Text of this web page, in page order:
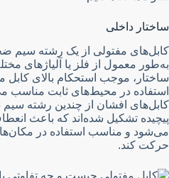
ساختار داخلی
کابل‌های مفتولی از یک رشته سیم
به‌طور معمول از فلز یا آلیاژهای
ساختار، موجب استحکام بالای کابل
استفاده در محیط‌های ثابت مناسب
کابل‌های افشان از چندین رشته سیم
پیچیده تشکیل شده‌اند که باعث
می‌شود و مناسب استفاده در
حرکت کند.